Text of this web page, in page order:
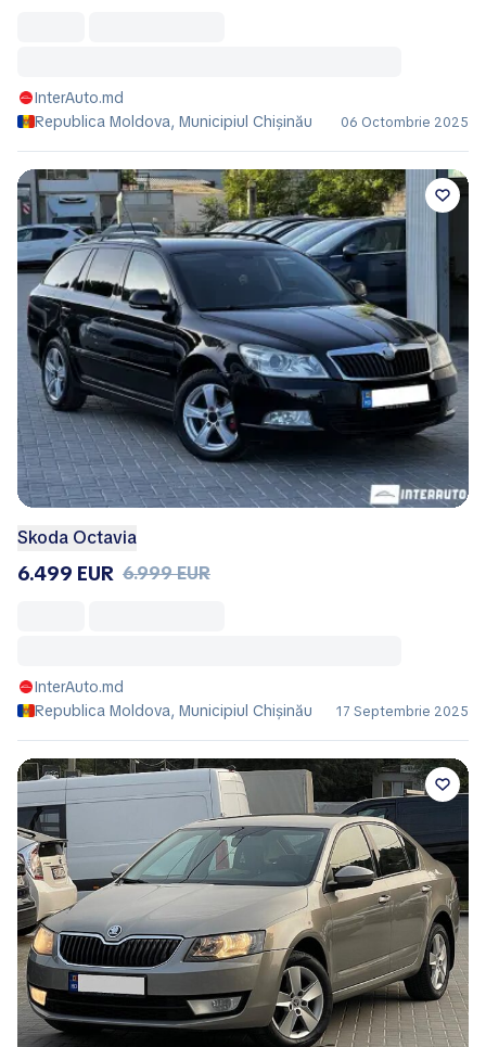
InterAuto.md
Republica Moldova, Municipiul Chișinău
06 Octombrie 2025
Skoda Octavia
6.499 EUR 6.999 EUR
InterAuto.md
Republica Moldova, Municipiul Chișinău
17 Septembrie 2025